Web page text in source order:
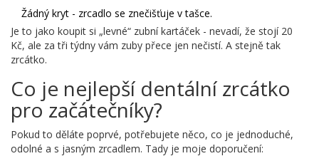
Žádný kryt - zrcadlo se znečišťuje v tašce.
Je to jako koupit si „levné“ zubní kartáček - nevadí, že stojí 20
Kč, ale za tři týdny vám zuby přece jen nečistí. A stejně tak
zrcátko.
Co je nejlepší dentální zrcátko
pro začátečníky?
Pokud to děláte poprvé, potřebujete něco, co je jednoduché,
odolné a s jasným zrcadlem. Tady je moje doporučení: